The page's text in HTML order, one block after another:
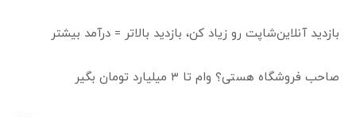
بازدید آنلاین‌شاپت رو زیاد کن، بازدید بالاتر = درآمد بیشتر
صاحب فروشگاه هستی؟ وام تا ۳ میلیارد تومان بگیر